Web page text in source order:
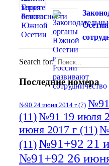
Search for:
Последние номера
№90 24 июня 2014 г (7) №91
(11)№91 19 июля
июня 2017 г (11)
(11)№91+92 21
№91+92 26